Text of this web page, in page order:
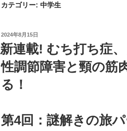
カテゴリー: 中学生
投
稿
日:
2024年8月15日
新連載! むち打ち症
性調節障害と頸の筋
る！
第4回：謎解きの旅